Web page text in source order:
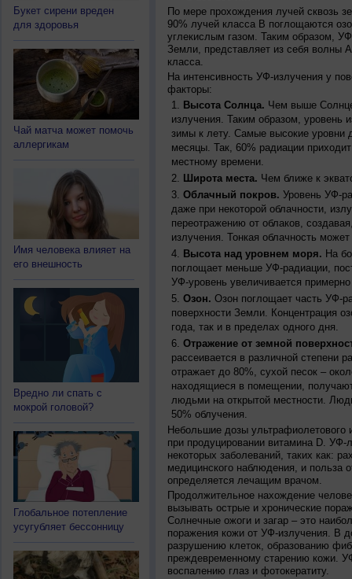
Букет сирени вреден
для здоровья
Чай матча может помочь
аллергикам
Имя человека влияет на
его внешность
Вредно ли спать с
мокрой головой?
Глобальное потепление
усугубляет бессонницу
По мере прохождения лучей сквозь
90% лучей класса B поглощаются
углекислым газом. Таким образом,
Земли, представляет из себя волны
класса.
На интенсивность УФ-излучения у
факторы:
Высота Солнца. Чем выше
излучения. Таким образом, уровень
зимы к лету. Самые высокие уровни
месяцы. Так, 60% радиации
местному времени.
Широта места. Чем ближе к
Облачный покров. Уровень УФ-
даже при некоторой облачности,
переотражению от облаков,
излучения. Тонкая облачность
Высота над уровнем моря. На
поглощает меньше УФ-радиации,
УФ-уровень увеличивается
Озон. Озон поглощает часть УФ-
поверхности Земли. Концентрация
года, так и в пределах одного дня.
Отражение от земной
рассеивается в различной степени
отражает до 80%, сухой песок –
находящиеся в помещении,
людьми на открытой местности.
50% облучения.
Небольшие дозы ультрафиолетового
при продуцировании витамина D.
некоторых заболеваний, таких как:
медицинского наблюдения, и польза
определяется лечащим врачом.
Продолжительное нахождение
вызывать острые и хронические
Солнечные ожоги и загар – это
поражения кожи от УФ-излучения. В
разрушению клеток, образованию
преждевременному старению кожи.
воспалению глаз и фотокератиту.